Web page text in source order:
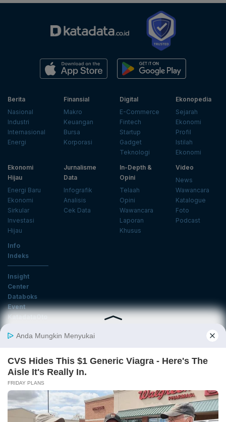
Berita
Nasional
Industri
Internasional
Energi
Finansial
Makro
Keuangan
Bursa
Korporasi
Digital
E-Commerce
Fintech
Startup
Gadget
Teknologi
Ekonopedia
Sejarah
Ekonomi
Profil
Istilah
Ekonomi
Ekonomi
Hijau
Energi Baru
Ekonomi
Sirkular
Investasi
Hijau
Jurnalisme
Data
Infografik
Analisis
Cek Data
In-Depth &
Opini
Telaah
Opini
Wawancara
Laporan
Khusus
Video
News
Wawancara
Katalogue
Foto
Podcast
Info
Indeks
Insight
Center
Databoks
Event
KatadataOto
Email
Daftar